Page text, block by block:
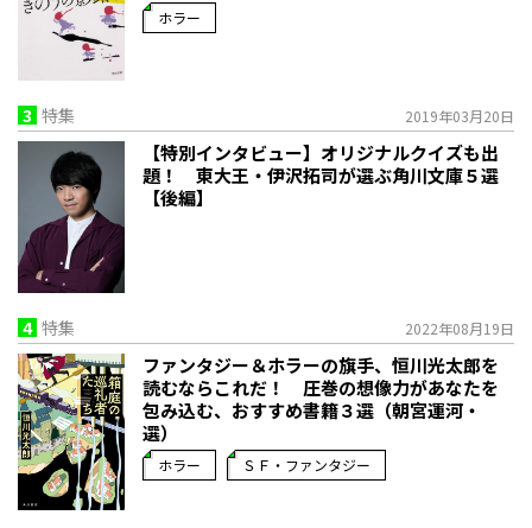
ホラー
3 特集 2019年03月20日
【特別インタビュー】オリジナルクイズも出
題！ 東大王・伊沢拓司が選ぶ角川文庫５選
【後編】
4 特集 2022年08月19日
ファンタジー＆ホラーの旗手、恒川光太郎を
読むならこれだ！ 圧巻の想像力があなたを
包み込む、おすすめ書籍３選（朝宮運河・
選）
ホラー ＳＦ・ファンタジー